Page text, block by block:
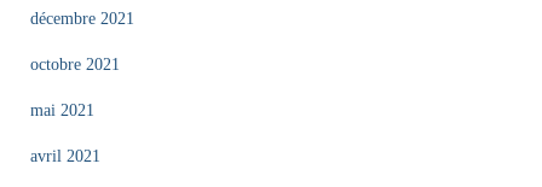
décembre 2021
octobre 2021
mai 2021
avril 2021